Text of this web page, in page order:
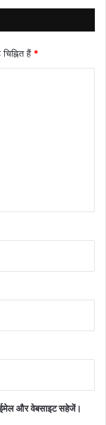
हैं *
ईमेल और वेबसाइट सहेजें।